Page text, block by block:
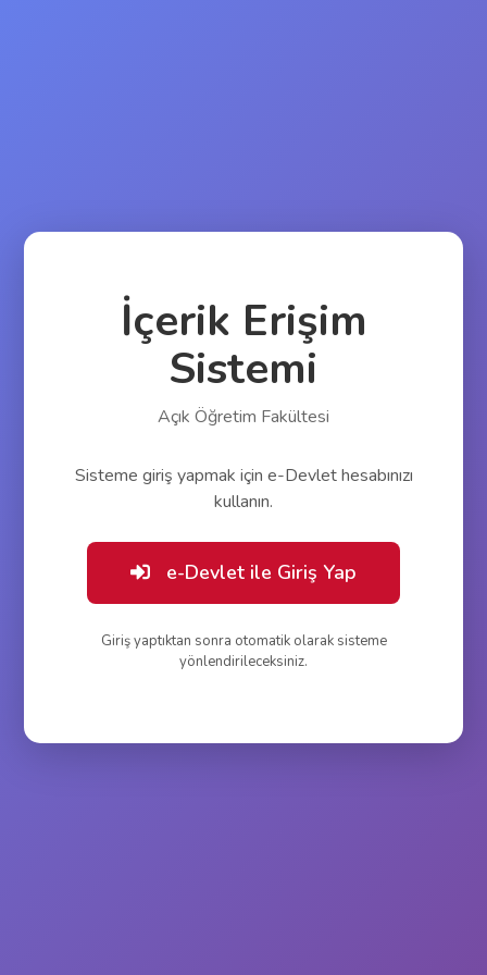
İçerik Erişim
Sistemi
Açık Öğretim Fakültesi
Sisteme giriş yapmak için e-Devlet hesabınızı
kullanın.
e-Devlet ile Giriş Yap
Giriş yaptıktan sonra otomatik olarak sisteme
yönlendirileceksiniz.